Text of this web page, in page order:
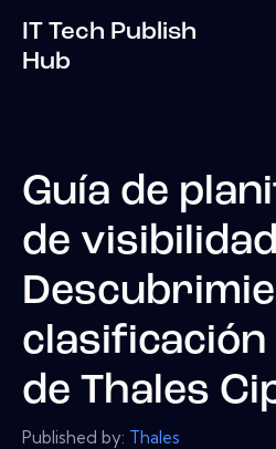
IT Tech Publish
Hub
Guía de
de
clasificación
de Thales
Published by: Thales